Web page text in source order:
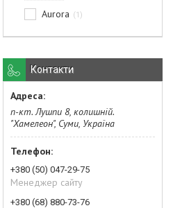
Aurora
1
Контакти
п-кт. Лушпи 8, колишній.
"Хамелеон", Суми, Україна
+380 (50) 047-29-75
Менеджер сайту
+380 (68) 880-73-76